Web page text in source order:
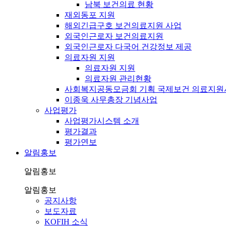
남북 보건의료 현황
재외동포 지원
해외긴급구호 보건의료지원 사업
외국인근로자 보건의료지원
외국인근로자 다국어 건강정보 제공
의료자원 지원
의료자원 지원
의료자원 관리현황
사회복지공동모금회 기획 국제보건 의료지원
이종욱 사무총장 기념사업
사업평가
사업평가시스템 소개
평가결과
평가연보
알림홍보
알림홍보
알림홍보
공지사항
보도자료
KOFIH 소식